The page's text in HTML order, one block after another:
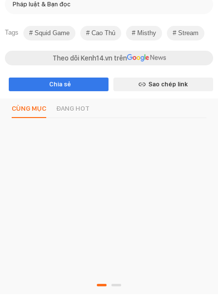
Pháp luật & Bạn đọc
Tags Squid Game Cao Thủ Misthy Stream
Theo dõi Kenh14.vn trên
Chia sẻ Sao chép link
CÙNG MỤC ĐANG HOT